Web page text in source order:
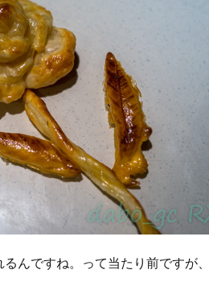
んですね。って当たり前ですが